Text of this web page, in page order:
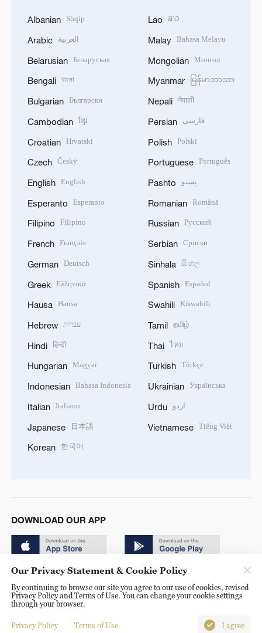
Albanian Shqip
Arabic العربية
Belarusian Беларуская
Bengali বাংলা
Bulgarian Български
Cambodian ខ្មែរ
Croatian Hrvatski
Czech Český
English English
Esperanto Esperanto
Filipino Filipino
French Français
German Deutsch
Greek Ελληνικά
Hausa Hausa
Hebrew עברית
Hindi हिन्दी
Hungarian Magyar
Indonesian Bahasa Indonesia
Italian Italiano
Japanese 日本語
Korean 한국어
Lao ລາວ
Malay Bahasa Melayu
Mongolian Монгол
Myanmar မြန်မာဘာသာ
Nepali नेपाली
Persian فارسی
Polish Polski
Portuguese Português
Pashto پښتو
Romanian Română
Russian Русский
Serbian Српски
Sinhala සිංහල
Spanish Español
Swahili Kiswahili
Tamil தமிழ்
Thai ไทย
Turkish Türkçe
Ukrainian Українська
Urdu اردو
Vietnamese Tiếng Việt
DOWNLOAD OUR APP
© China Radio International.CRI. All Rights Reserved. 16A
Shijingshan Road, Beijing, China. 100040
Our Privacy Statement & Cookie Policy
By continuing to browse our site you agree to our use of cookies, revised
Privacy Policy and Terms of Use. You can change your cookie settings
through your browser.
Privacy Policy Terms of Use I agree